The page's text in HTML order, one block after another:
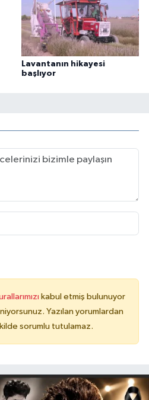
Lavantanın hikayesi
başlıyor
kabul etmiş bulunuyor
Yazılan yorumlardan
sorumlu tutulamaz.